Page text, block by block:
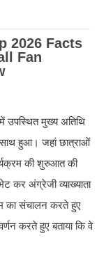
उपस्थित मुख्य अतिथि
साथ हुआ। जहां छात्राओं
की शुरुआत की
कर अंग्रेजी व्याख्याता
का संचालन करते हुए
करते हुए बताया कि वे